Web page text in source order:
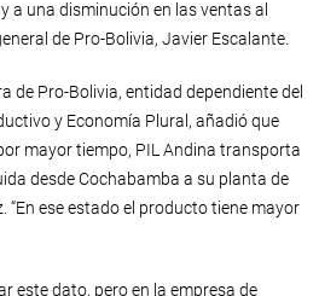
a una disminución en las ventas al
de Pro-Bolivia, Javier Escalante.
de Pro-Bolivia, entidad dependiente del
y Economía Plural, añadió que
mayor tiempo, PIL Andina transporta
desde Cochabamba a su planta de
“En ese estado el producto tiene mayor
este dato, pero en la empresa de